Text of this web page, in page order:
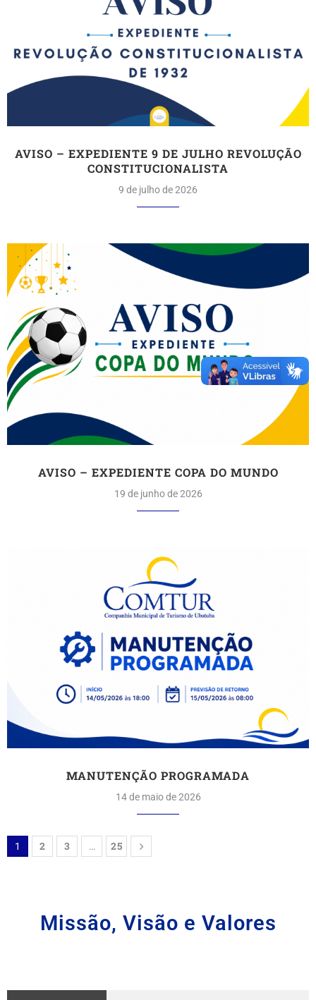
AVISO – EXPEDIENTE 9 DE JULHO REVOLUÇÃO
CONSTITUCIONALISTA
9 de julho de 2026
AVISO – EXPEDIENTE COPA DO MUNDO
19 de junho de 2026
MANUTENÇÃO PROGRAMADA
14 de maio de 2026
1 2 3 … 25
Missão, Visão e Valores